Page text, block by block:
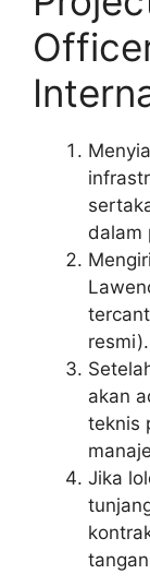
dalam
resmi).
akan
teknis
Jika